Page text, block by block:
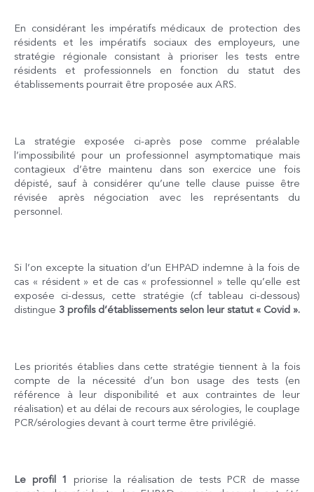
En considérant les impératifs médicaux de protection des
résidents et les impératifs sociaux des employeurs, une
stratégie régionale consistant à prioriser les tests entre
résidents et professionnels en fonction du statut des
établissements pourrait être proposée aux ARS.
La stratégie exposée ci-après pose comme préalable
l’impossibilité pour un professionnel asymptomatique mais
contagieux d’être maintenu dans son exercice une fois
dépisté, sauf à considérer qu’une telle clause puisse être
révisée après négociation avec les représentants du
personnel.
Si l’on excepte la situation d’un EHPAD indemne à la fois de
cas « résident » et de cas « professionnel » telle qu’elle est
exposée ci-dessus, cette stratégie (cf tableau ci-dessous)
distingue 3 profils d’établissements selon leur statut « Covid ».
Les priorités établies dans cette stratégie tiennent à la fois
compte de la nécessité d’un bon usage des tests (en
référence à leur disponibilité et aux contraintes de leur
réalisation) et au délai de recours aux sérologies, le couplage
PCR/sérologies devant à court terme être privilégié.
Le profil 1
priorise la réalisation de tests PCR de masse